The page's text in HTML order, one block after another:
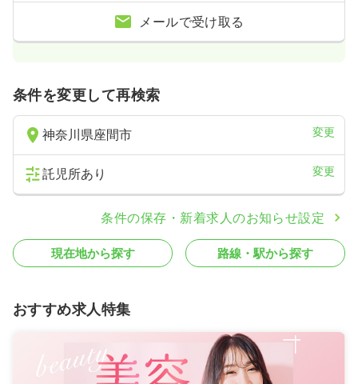
メールで受け取る
条件を変更して再検索
神奈川県座間市 変更
託児所あり 変更
条件の保存・新着求人のお知らせ設定
現在地から探す 路線・駅から探す
おすすめ求人特集